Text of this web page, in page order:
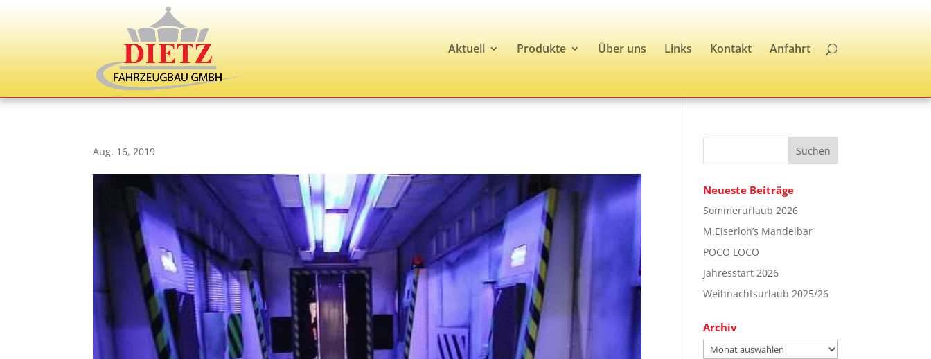
Aktuell Produkte Über uns Links Kontakt Anfahrt
Aug. 16, 2019
Neueste Beiträge
Sommerurlaub 2026
M.Eiserloh’s Mandelbar
POCO LOCO
Jahresstart 2026
Weihnachtsurlaub 2025/26
Archiv
Archiv